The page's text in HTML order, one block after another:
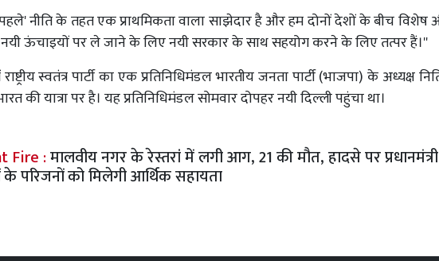
नीति के तहत एक प्राथमिकता वाला साझेदार है और हम दोनों देशों के बीच विशेष
ऊंचाइयों पर ले जाने के लिए नयी सरकार के साथ सहयोग करने के लिए तत्पर हैं।''
स्वतंत्र पार्टी का एक प्रतिनिधिमंडल भारतीय जनता पार्टी (भाजपा) के अध्यक्ष
की यात्रा पर है। यह प्रतिनिधिमंडल सोमवार दोपहर नयी दिल्ली पहुंचा था।
Fire :मालवीय नगर के रेस्तरां में लगी आग, 21 की मौत, हादसे पर
परिजनों को मिलेगी आर्थिक सहायता